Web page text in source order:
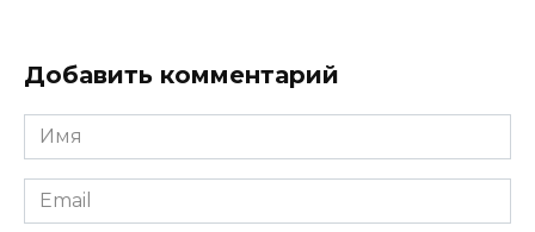
Добавить комментарий
Имя
*
Email
*